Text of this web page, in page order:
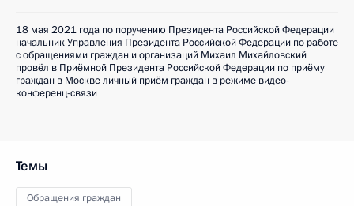
18 мая 2021 года по поручению Президента Российской Федерации
начальник Управления Президента Российской Федерации по работе
с обращениями граждан и организаций Михаил Михайловский
провёл в Приёмной Президента Российской Федерации по приёму
граждан в Москве личный приём граждан в режиме видео-
конференц-связи
Темы
Обращения граждан